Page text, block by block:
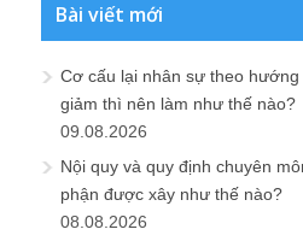
Bài viết mới
Cơ cấu lại nhân sự theo hướng
giảm thì nên làm như thế nào?
09.08.2026
Nội quy và quy định chuyên
phận được xây như thế nào?
08.08.2026